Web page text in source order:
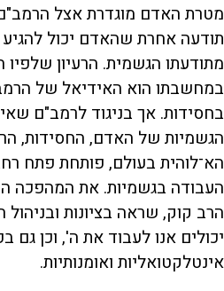
מטרת האדם מוגדרת אצל
תודעה אחרת שהאדם יכול
מתודעתו הגשמית. הרעיון
במחשבתו הוא האידיאל של
בחסידות. אך בניגוד לרמב"ם
הגשמיות של האדם, החסידות,
הא־לוהית בעולם, פותחת פתח
העבודה בגשמיות. את המהפכה
הרב קוק, שראה בציונות
יכולים אנו לעבוד את ה', וכן גם
אינטלקטואליות ואומנותיות.